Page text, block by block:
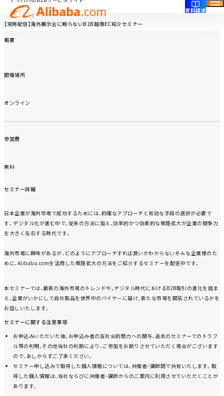
資料請求
トップ セミナー
【常時配信】海外展示会に頼らないB2B越境EC紹介セミナー
【常時配信】海外展示会に頼らないB2B越境EC紹介セミナー
概要
開催場所
オンライン
参加費
無料
セミナー詳細
日本企業が海外市場で成功するためには、的確なアプローチと有効な手段の選択が必要で
す。デジタル化が進む中で、従来の方法に加え、効率的かつ効果的な販路拡大が企業の競争力
を大きく左右する時代です。
海外市場に興味があるが、どのようにアプローチすれば良いかわからない――そんな企業様のた
めに、Alibaba.comを活用した販路拡大の方法をご紹介するセミナーを配信中です。
本セミナーでは、最新の海外市場のトレンドや、デジタル時代におけるB2B取引の進化を踏ま
え、企業がいかにして自社製品を世界中のバイヤーに届け、新たな市場を開拓されているかを
お話しいたします。
セミナーに関する注意事項
お申込みいただいた後、お申込み者の反社会的勢力への関与、過去のセミナーでのトラブ
ル等の判明、その他当社の判断により、ご参加をお断りさせていただく場合がございます
ので、あしからずご了承ください。
セミナー申し込みで取得した個人情報については、共催者・講師間で共有いたします。取
得した個人情報は、当社ならびに共催者・講師からのご案内に利用させていただくことが
あります。